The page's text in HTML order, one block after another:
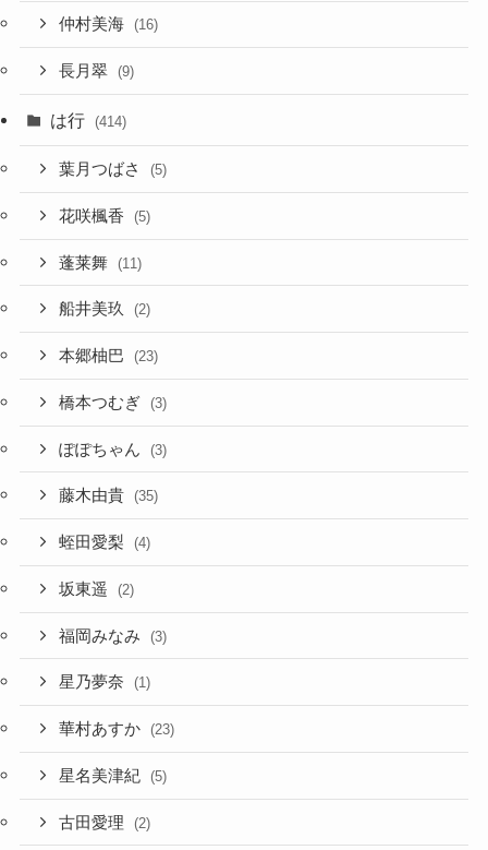
仲村美海 (16)
長月翠 (9)
は行 (414)
葉月つばさ (5)
花咲楓香 (5)
蓬莱舞 (11)
船井美玖 (2)
本郷柚巴 (23)
橋本つむぎ (3)
ぽぽちゃん (3)
藤木由貴 (35)
蛭田愛梨 (4)
坂東遥 (2)
福岡みなみ (3)
星乃夢奈 (1)
華村あすか (23)
星名美津紀 (5)
古田愛理 (2)